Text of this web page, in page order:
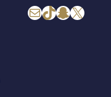
إكس
سناب شاتتيك توكبريد